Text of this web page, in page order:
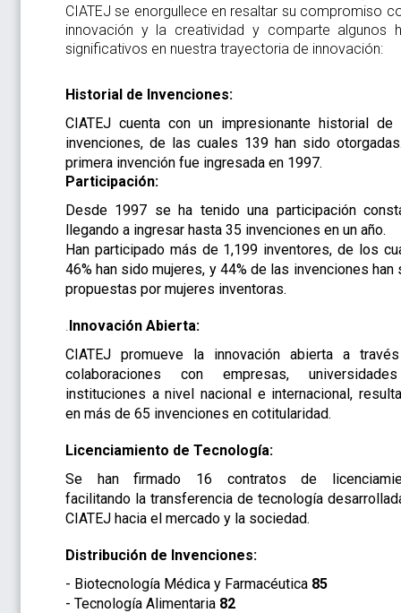
CIATEJ se enorgullece en resaltar su compromiso
innovación y la creatividad y comparte algunos
significativos en nuestra trayectoria de innovación:
Historial de Invenciones:
CIATEJ cuenta con un impresionante historial de
invenciones, de las cuales 139 han sido
primera invención fue ingresada en 1997.
Participación:
Desde 1997 se ha tenido una participación
llegando a ingresar hasta 35 invenciones en un año.
Han participado más de 1,199 inventores, de los
46% han sido mujeres, y 44% de las invenciones han
propuestas por mujeres inventoras.
Innovación Abierta:
CIATEJ promueve la innovación abierta a
colaboraciones con empresas,
instituciones a nivel nacional e internacional,
en más de 65 invenciones en cotitularidad.
Licenciamiento de Tecnología:
Se han firmado 16 contratos de
facilitando la transferencia de tecnología
CIATEJ hacia el mercado y la sociedad.
Distribución de Invenciones:
- Biotecnología Médica y Farmacéutica 85
- Tecnología Alimentaria 82